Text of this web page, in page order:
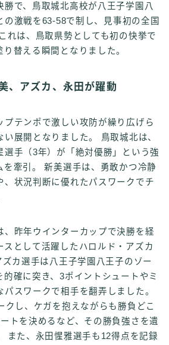
勝で、鳥取城北高校が八王子学園八
の激戦を63-58で制し、見事初の全国
れは、鳥取県勢としても初の快挙で
替える瞬間となりました。
、アズカ、永田が躍動
プテンポで激しい攻防が繰り広げら
展開となりました。 鳥取城北は、
選手（3年）が「絶対優勝」という強
を牽引。 新美選手は、勇敢かつ冷静
、状況判断に優れたパスワークでチ
、昨年ウインターカップで決勝を経
スとして活躍したハロルド・アズカ
カ選手は八王子学園八王子のゾー
的確に突き、3ポイントシュートやミ
パスワークで相手を翻弄しました。
クし、ケガを抱えながらも勝負どこ
トを決めるなど、その勝負強さを遺
また、永田惺雅選手も12得点を記録